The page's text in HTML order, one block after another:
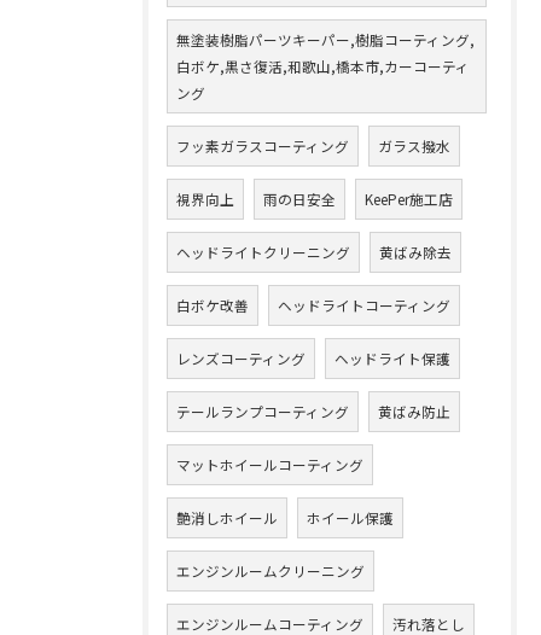
無塗装樹脂パーツキーパー,樹脂コーティング,
白ボケ,黒さ復活,和歌山,橋本市,カーコーティ
ング
フッ素ガラスコーティング ガラス撥水
視界向上 雨の日安全 KeePer施工店
ヘッドライトクリーニング 黄ばみ除去
白ボケ改善 ヘッドライトコーティング
レンズコーティング ヘッドライト保護
テールランプコーティング 黄ばみ防止
マットホイールコーティング
艶消しホイール ホイール保護
エンジンルームクリーニング
エンジンルームコーティング 汚れ落とし